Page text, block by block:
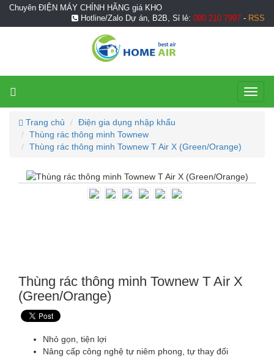
Chuyên ĐIỆN MÁY CHÍNH HÃNG giá KHO
Hotline/Zalo Dự án, B2B, Sỉ lẻ: 090 210 7997 - RSS
Trang chủ
Điện gia dụng nhập khẩu
Thùng rác thông minh Townew
Thùng rác thông minh Townew T Air X (Green/Orange)
Thùng rác thông minh Townew T Air X
(Green/Orange)
Nhỏ gọn, tiện lợi
Nâng cấp công nghệ tự niêm phong, tự thay đổi